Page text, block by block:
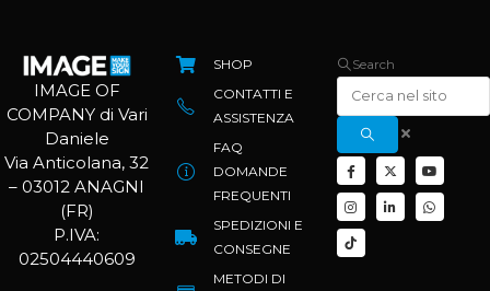
IMAGE OF
COMPANY di Vari
Daniele
Via Anticolana, 32
– 03012 ANAGNI
(FR)
P.IVA:
02504440609
SHOP
CONTATTI E
ASSISTENZA
FAQ
DOMANDE
FREQUENTI
SPEDIZIONI E
CONSEGNE
METODI DI
Search